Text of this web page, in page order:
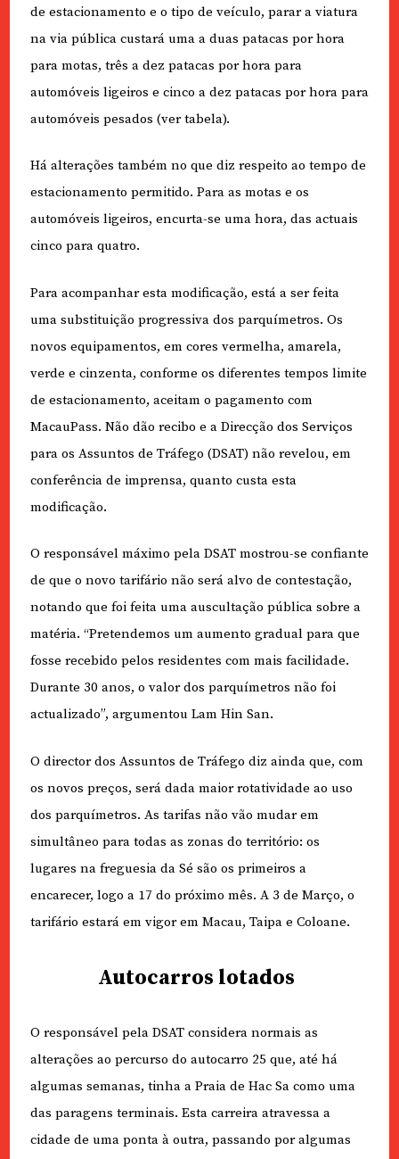
de estacionamento e o tipo de veículo, parar a viatura
na via pública custará uma a duas patacas por hora
para motas, três a dez patacas por hora para
automóveis ligeiros e cinco a dez patacas por hora para
automóveis pesados (ver tabela).
Há alterações também no que diz respeito ao tempo de
estacionamento permitido. Para as motas e os
automóveis ligeiros, encurta-se uma hora, das actuais
cinco para quatro.
Para acompanhar esta modificação, está a ser feita
uma substituição progressiva dos parquímetros. Os
novos equipamentos, em cores vermelha, amarela,
verde e cinzenta, conforme os diferentes tempos limite
de estacionamento, aceitam o pagamento com
MacauPass. Não dão recibo e a Direcção dos Serviços
para os Assuntos de Tráfego (DSAT) não revelou, em
conferência de imprensa, quanto custa esta
modificação.
O responsável máximo pela DSAT mostrou-se confiante
de que o novo tarifário não será alvo de contestação,
notando que foi feita uma auscultação pública sobre a
matéria. “Pretendemos um aumento gradual para que
fosse recebido pelos residentes com mais facilidade.
Durante 30 anos, o valor dos parquímetros não foi
actualizado”, argumentou Lam Hin San.
O director dos Assuntos de Tráfego diz ainda que, com
os novos preços, será dada maior rotatividade ao uso
dos parquímetros. As tarifas não vão mudar em
simultâneo para todas as zonas do território: os
lugares na freguesia da Sé são os primeiros a
encarecer, logo a 17 do próximo mês. A 3 de Março, o
tarifário estará em vigor em Macau, Taipa e Coloane.
Autocarros lotados
O responsável pela DSAT considera normais as
alterações ao percurso do autocarro 25 que, até há
algumas semanas, tinha a Praia de Hac Sa como uma
das paragens terminais. Esta carreira atravessa a
cidade de uma ponta à outra, passando por algumas